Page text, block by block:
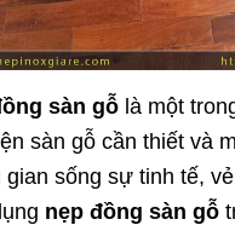
sàn gỗ là một
sàn gỗ cần thiết và
gian sống sự tinh tế,
nẹp đồng sàn gỗ